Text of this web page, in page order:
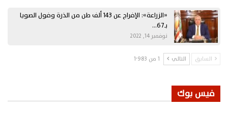
«الزراعة»: الإفراج عن 143 ألف طن من الذرة وفول الصويا
بـ67…
نوفمبر 14, 2022
السابق التالي 1 من 1٬983
فيس بوك